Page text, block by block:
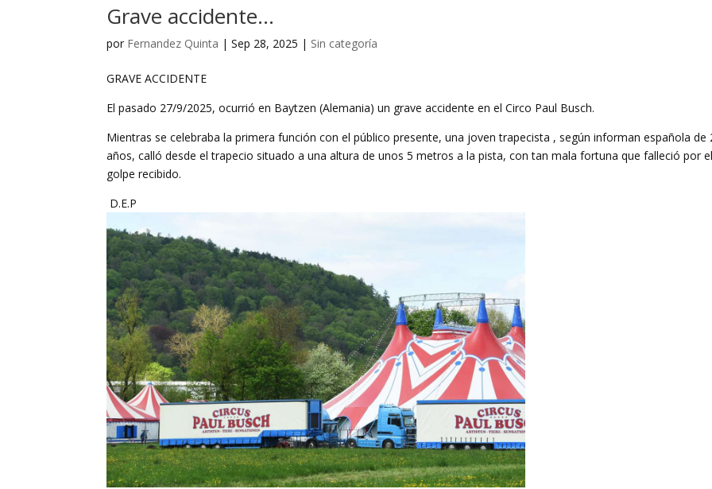
Grave accidente…
por Fernandez Quinta |Sep 28, 2025 | Sin categoría
GRAVE ACCIDENTE
El pasado 27/9/2025, ocurrió en Baytzen (Alemania) un grave accidente en el Circo Paul Busch.
Mientras se celebraba la primera función con el público presente, una joven trapecista , según informan española de
años, calló desde el trapecio situado a una altura de unos 5 metros a la pista, con tan mala fortuna que falleció por
golpe recibido.
D.E.P